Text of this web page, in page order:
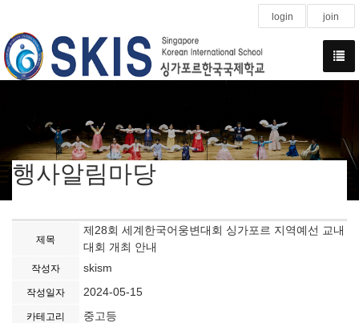
login join
행사알림마당
제목
제28회 세계한국어웅변대회 싱가포르 지역예선 교내
대회 개최 안내
작성자 skism
작성일자 2024-05-15
카테고리 중고등